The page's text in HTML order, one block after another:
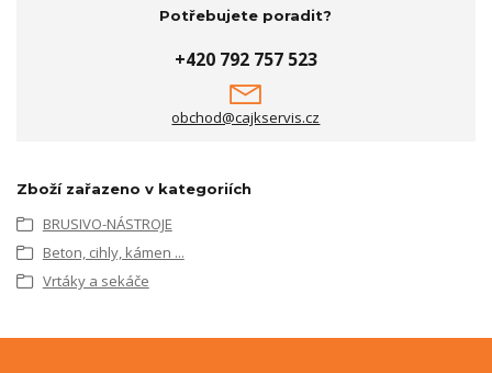
Potřebujete poradit?
+420 792 757 523
obchod@cajkservis.cz
Zboží zařazeno v kategoriích
BRUSIVO-NÁSTROJE
Beton, cihly, kámen ...
Vrtáky a sekáče